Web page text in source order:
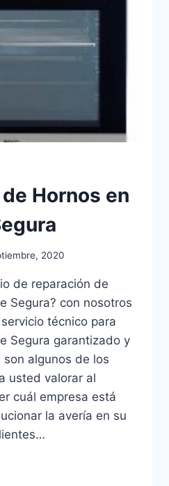
Hornos en
2020
de reparación de
Segura? con nosotros
técnico para
Segura garantizado y
algunos de los
usted valorar al
cuál empresa está
la avería en su